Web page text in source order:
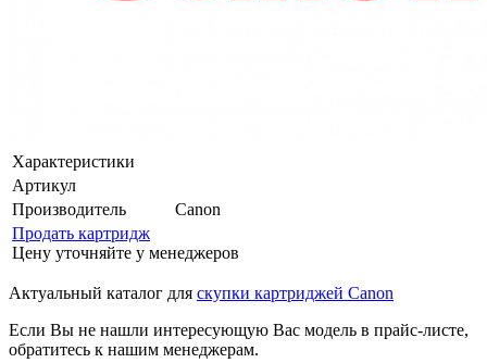
Характеристики
Артикул
Производитель
Canon
Продать картридж
Цену уточняйте у менеджеров
Актуальный каталог для скупки картриджей Canon
Если Вы не нашли интересующую Вас модель в прайс-листе,
обратитесь к нашим менеджерам.